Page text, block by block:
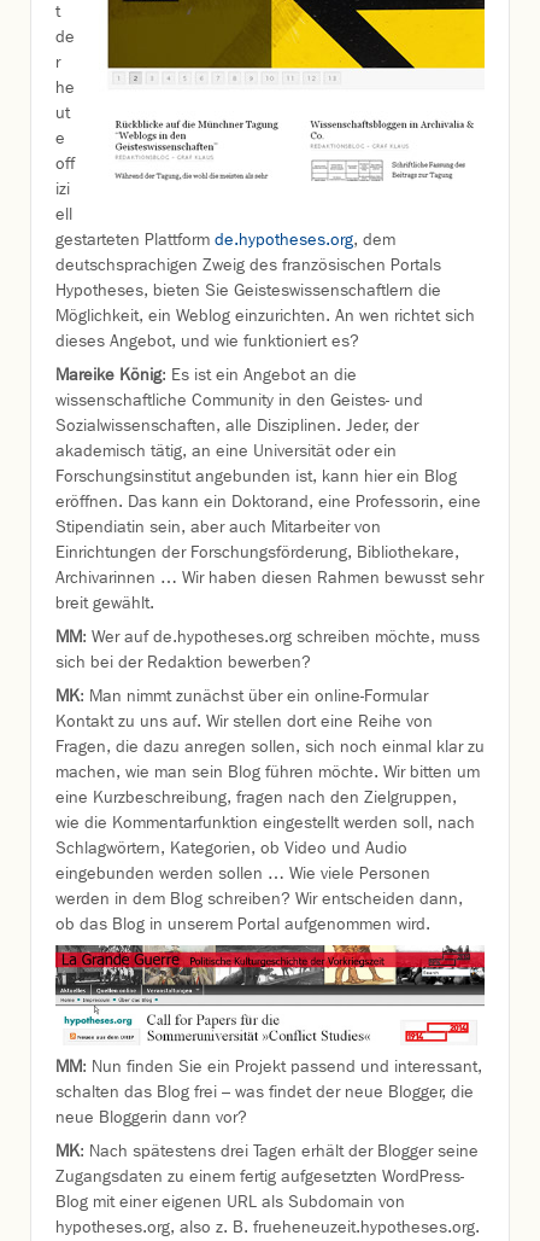
t
de
r
he
ut
e
off
izi
ell
gestarteten Plattform de.hypotheses.org, dem
deutschsprachigen Zweig des französischen Portals
Hypotheses, bieten Sie Geisteswissenschaftlern die
Möglichkeit, ein Weblog einzurichten. An wen richtet sich
dieses Angebot, und wie funktioniert es?
Mareike König: Es ist ein Angebot an die
wissenschaftliche Community in den Geistes- und
Sozialwissenschaften, alle Disziplinen. Jeder, der
akademisch tätig, an eine Universität oder ein
Forschungsinstitut angebunden ist, kann hier ein Blog
eröffnen. Das kann ein Doktorand, eine Professorin, eine
Stipendiatin sein, aber auch Mitarbeiter von
Einrichtungen der Forschungsförderung, Bibliothekare,
Archivarinnen … Wir haben diesen Rahmen bewusst sehr
breit gewählt.
MM: Wer auf de.hypotheses.org schreiben möchte, muss
sich bei der Redaktion bewerben?
MK: Man nimmt zunächst über ein online-Formular
Kontakt zu uns auf. Wir stellen dort eine Reihe von
Fragen, die dazu anregen sollen, sich noch einmal klar zu
machen, wie man sein Blog führen möchte. Wir bitten um
eine Kurzbeschreibung, fragen nach den Zielgruppen,
wie die Kommentarfunktion eingestellt werden soll, nach
Schlagwörtern, Kategorien, ob Video und Audio
eingebunden werden sollen … Wie viele Personen
werden in dem Blog schreiben? Wir entscheiden dann,
ob das Blog in unserem Portal aufgenommen wird.
MM: Nun finden Sie ein Projekt passend und interessant,
schalten das Blog frei – was findet der neue Blogger, die
neue Bloggerin dann vor?
MK: Nach spätestens drei Tagen erhält der Blogger seine
Zugangsdaten zu einem fertig aufgesetzten WordPress-
Blog mit einer eigenen URL als Subdomain von
hypotheses.org, also z. B. frueheneuzeit.hypotheses.org.